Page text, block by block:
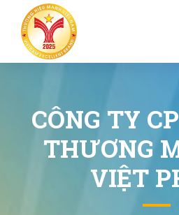
CÔNG TY
THƯƠNG
VIỆT